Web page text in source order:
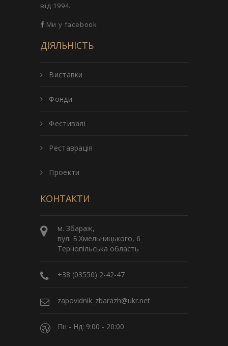
від 1994.
Ми у facebook
ДІЯЛЬНІСТЬ
Виставки
Фонди
Фестивалі
Реставрація
Проекти
КОНТАКТИ
м. Збараж,
вул. Б.Хмельницького, 6
Тернопільська область
+38 (03550) 2-42-47
zapovidnik_zbarazh@ukr.net
Пн - Нд: 9:00 - 20:00